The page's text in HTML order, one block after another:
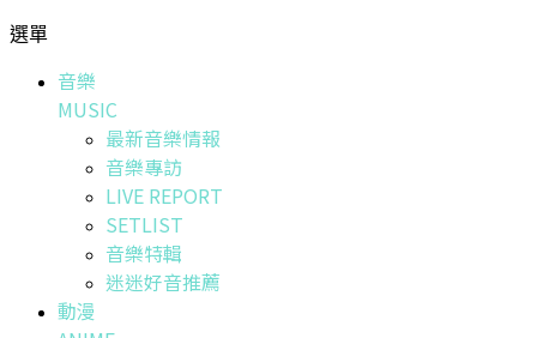
選單
音樂
MUSIC
最新音樂情報
音樂專訪
LIVE REPORT
SETLIST
音樂特輯
迷迷好音推薦
動漫